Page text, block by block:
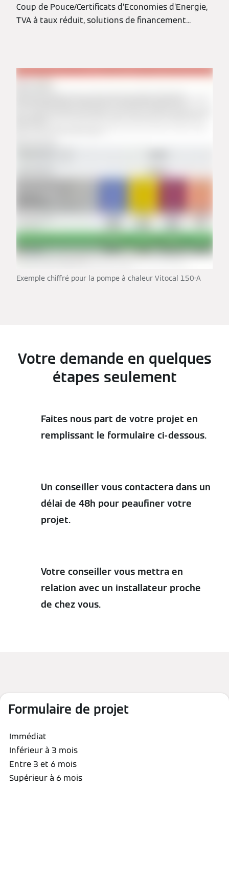
Coup de Pouce/Certificats d’Economies d’Energie,
TVA à taux réduit, solutions de financement...
Exemple chiffré pour la pompe à chaleur Vitocal 150-A
Votre demande en quelques
étapes seulement
Faites nous part de votre projet en
remplissant le formulaire ci-dessous.
Un conseiller vous contactera dans un
délai de 48h pour peaufiner votre
projet.
Votre conseiller vous mettra en
relation avec un installateur proche
de chez vous.
Formulaire de projet